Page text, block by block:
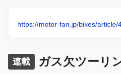
https://motor-fan.jp/bikes/article/
連載 ガス欠ツーリ